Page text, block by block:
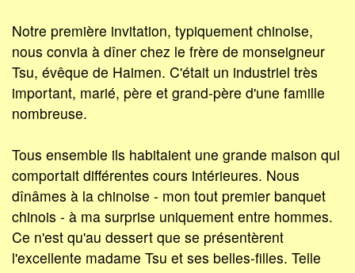
Notre première invitation, typiquement chinoise,
nous convia à dîner chez le frère de monseigneur
Tsu, évêque de Haimen. C'était un industriel très
important, marié, père et grand-père d'une famille
nombreuse.
Tous ensemble ils habitaient une grande maison qui
comportait différentes cours intérieures. Nous
dînâmes à la chinoise - mon tout premier banquet
chinois - à ma surprise uniquement entre hommes.
Ce n'est qu'au dessert que se présentèrent
l'excellente madame Tsu et ses belles-filles. Telle